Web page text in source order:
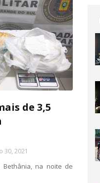
de 3,5
30, 2021
Bethânia, na noite de